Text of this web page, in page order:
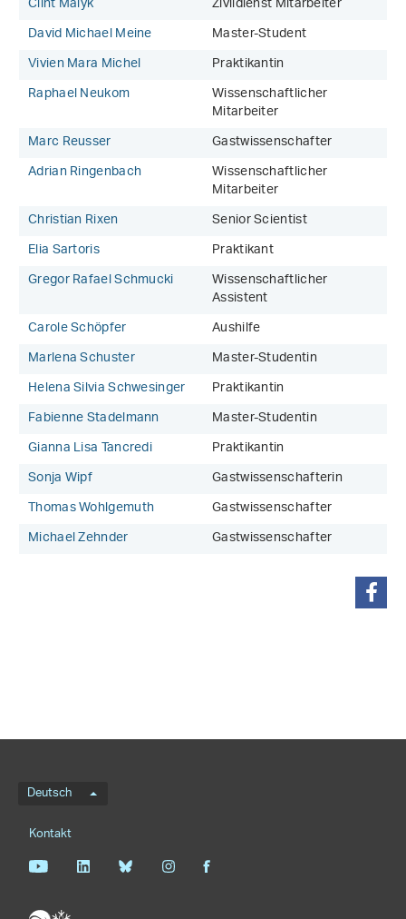
David Michael Meine
Master-Student
Vivien Mara Michel
Praktikantin
Raphael Neukom
Wissenschaftlicher
Mitarbeiter
Marc Reusser
Gastwissenschafter
Adrian Ringenbach
Wissenschaftlicher
Mitarbeiter
Christian Rixen
Senior Scientist
Elia Sartoris
Praktikant
Gregor Rafael Schmucki
Wissenschaftlicher
Assistent
Carole Schöpfer
Aushilfe
Marlena Schuster
Master-Studentin
Helena Silvia Schwesinger
Praktikantin
Fabienne Stadelmann
Master-Studentin
Gianna Lisa Tancredi
Praktikantin
Sonja Wipf
Gastwissenschafterin
Thomas Wohlgemuth
Gastwissenschafter
Michael Zehnder
Gastwissenschafter
Sprachmenü
Deutsch
Footernavigation
Kontakt